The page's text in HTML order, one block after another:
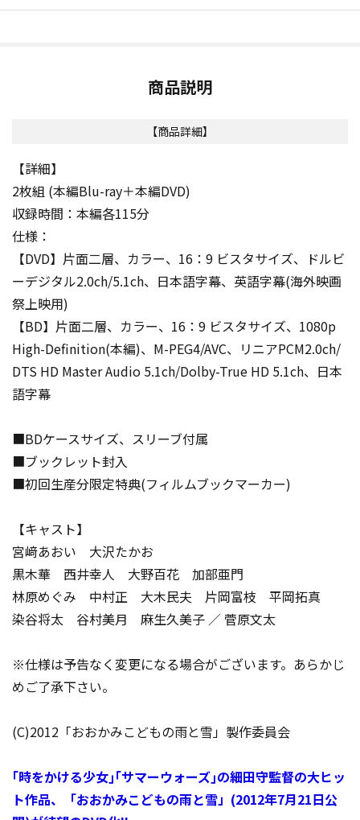
商品説明
【商品詳細】
【詳細】
2枚組 (本編Blu-ray＋本編DVD)
収録時間：本編各115分
仕様：
【DVD】片面二層、カラー、16：9 ビスタサイズ、ドルビ
ーデジタル2.0ch/5.1ch、日本語字幕、英語字幕(海外映画
祭上映用)
【BD】片面二層、カラー、16：9 ビスタサイズ、1080p
High-Definition(本編)、M-PEG4/AVC、リニアPCM2.0ch/
DTS HD Master Audio 5.1ch/Dolby-True HD 5.1ch、日本
語字幕
■BDケースサイズ、スリーブ付属
■ブックレット封入
■初回生産分限定特典(フィルムブックマーカー)
【キャスト】
宮﨑あおい 大沢たかお
黒木華 西井幸人 大野百花 加部亜門
林原めぐみ 中村正 大木民夫 片岡富枝 平岡拓真
染谷将太 谷村美月 麻生久美子 ／ 菅原文太
※仕様は予告なく変更になる場合がございます。あらかじ
めご了承下さい。
(C)2012「おおかみこどもの雨と雪」製作委員会
｢時をかける少女｣｢サマーウォーズ｣の細田守監督の大ヒッ
ト作品、「おおかみこどもの雨と雪」(2012年7月21日公